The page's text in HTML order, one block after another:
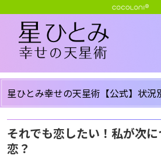
星ひとみ幸せの天星術【公式】状況
それでも恋したい！私が次
恋？